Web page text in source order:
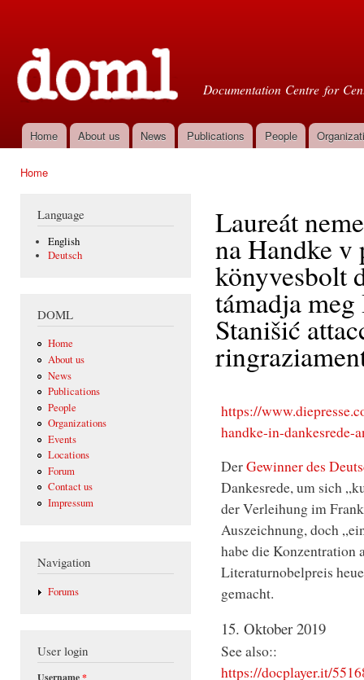
Documentation Centre for
Main menu
Home About us News Publications People
Home
Language
English
Deutsch
DOML
Home
About us
News
Publications
People
Organizations
Events
Locations
Forum
Contact us
Impressum
Navigation
Forums
User login
Username*
Laureát
na Handke v
könyvesbolt
támadja
Stanišić
https://
handke-in-dankesrede-
DerGewinner des
Dankesrede, um sich
der Verleihung im
Auszeichnung, doch
habe die Konzentration
Literaturnobelpreis
gemacht.
15. Oktober 2019
See also::
https://docplayer.it/